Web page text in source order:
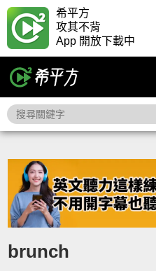
希平方
攻其不背
App 開放下載中
brunch